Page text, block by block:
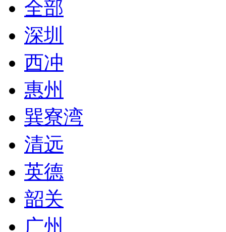
全部
深圳
西冲
惠州
巽寮湾
清远
英德
韶关
广州